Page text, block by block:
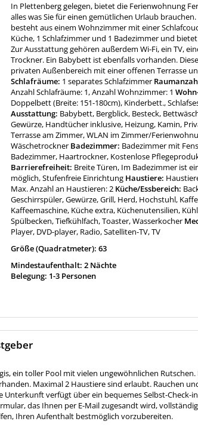
In Plettenberg gelegen, bietet die Ferienwohnung
alles was Sie für einen gemütlichen Urlaub
besteht aus einem Wohnzimmer mit einer
Küche, 1 Schlafzimmer und 1 Badezimmer und
Zur Ausstattung gehören außerdem Wi-Fi, ein TV,
Trockner. Ein Babybett ist ebenfalls vorhanden.
privaten Außenbereich mit einer offenen Terrasse
Schlafräume: 1 separates Schlafzimmer
Anzahl Schlafräume: 1, Anzahl Wohnzimmer: 1
Doppelbett (Breite: 151-180cm), Kinderbett.,
Ausstattung: Babybett, Bergblick, Besteck,
Gewürze, Handtücher inklusive, Heizung, Kamin,
Terrasse am Zimmer, WLAN im Zimmer/
Wäschetrockner Badezimmer: Badezimmer mit
Badezimmer, Haartrockner, Kostenlose
Barrierefreiheit: Breite Türen, Im Badezimmer ist
möglich, Stufenfreie Einrichtung Haustiere:
Max. Anzahl an Haustieren: 2 Küche/Essbereich:
Geschirrspüler, Gewürze, Grill, Herd, Hochstuhl,
Kaffeemaschine, Küche extra, Küchenutensilien,
Spülbecken, Tiefkühlfach, Toaster, Wasserkocher
Player, DVD-player, Radio, Satelliten-TV, TV
Größe (Quadratmeter): 63
Mindestaufenthalt: 2 Nächte
Belegung: 1-3 Personen
ein toller Pool mit vielen ungewöhnlichen Rutschen.
Maximal 2 Haustiere sind erlaubt. Rauchen
verfügt über ein bequemes Selbst-Check-
das Ihnen per E-Mail zugesandt wird,
Ihren Aufenthalt bestmöglich vorzubereiten.